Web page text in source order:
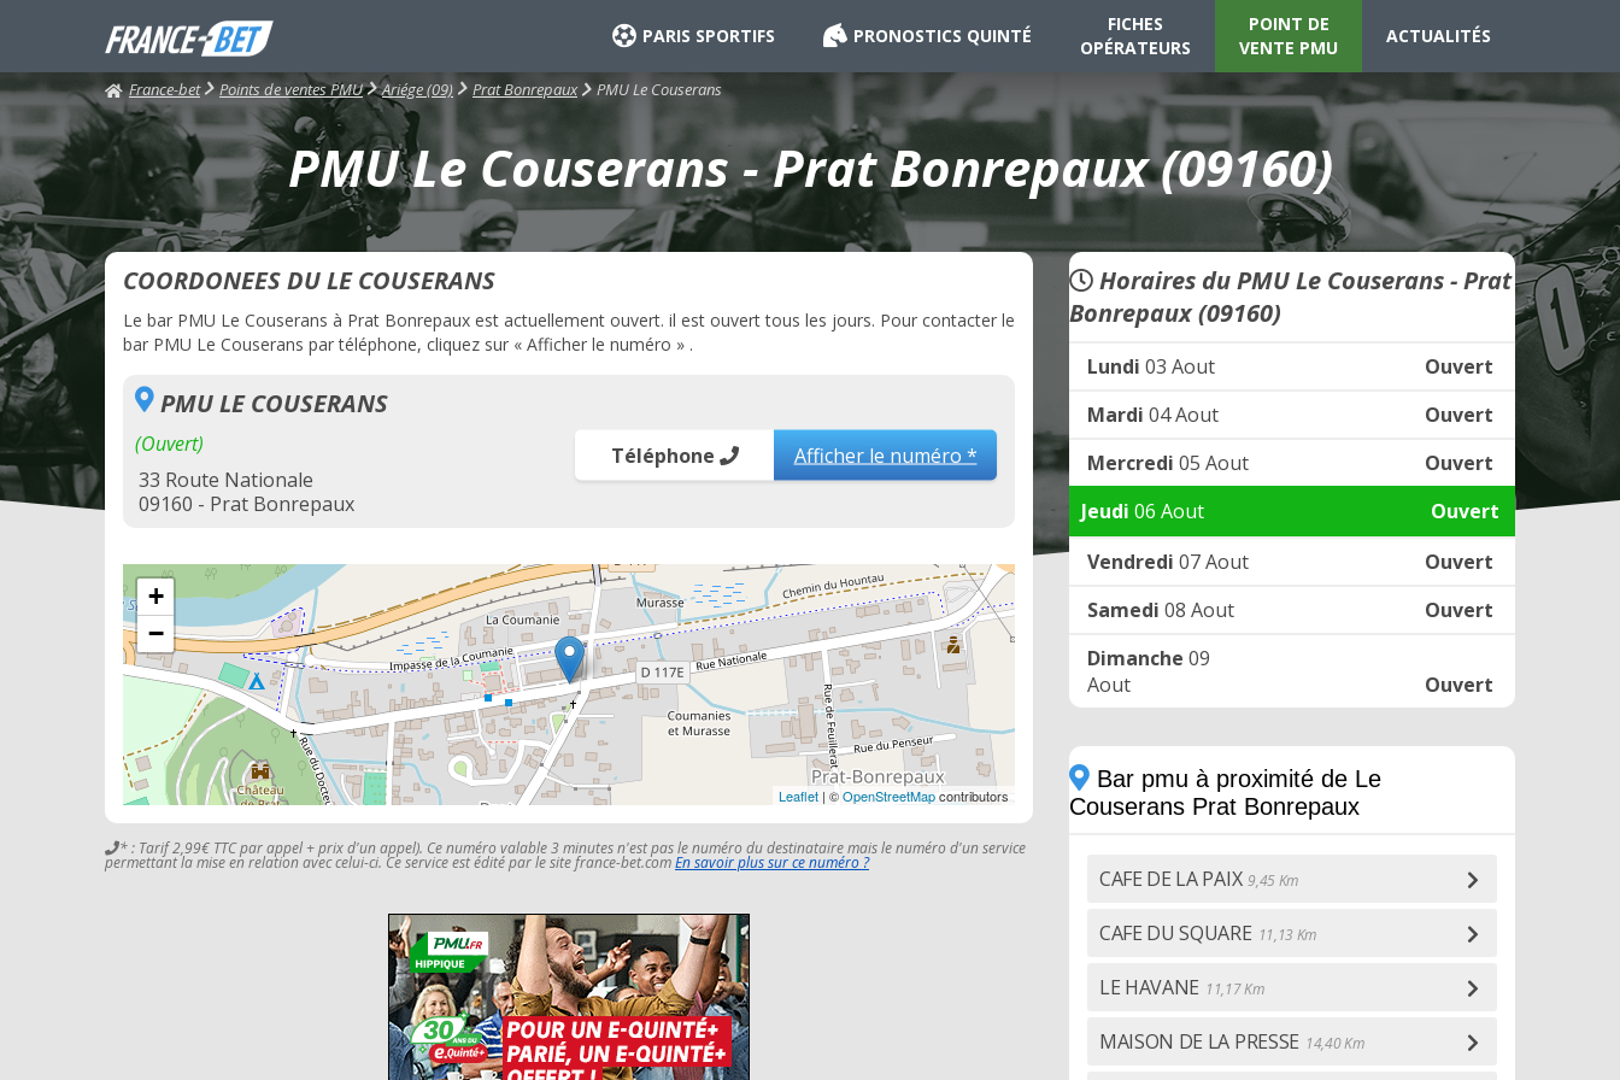
PARIS SPORTIFS PRONOSTICS QUINTÉ
FICHES
OPÉRATEURS
POINT DE
VENTE PMU
ACTUALITÉS
France-bet Points de ventes PMU Ariége (09) Prat Bonrepaux PMU Le Couserans
PMU Le Couserans - Prat Bonrepaux (09160)
COORDONEES DU LE COUSERANS
Le bar PMU Le Couserans à Prat Bonrepaux est actuellement ouvert. il est ouvert tous les jours. Pour contacter le
bar PMU Le Couserans par téléphone, cliquez sur « Afficher le numéro » .
PMU LE COUSERANS
(Ouvert)
33 Route Nationale
09160 - Prat Bonrepaux
Téléphone Afficher le numéro *
+
−
Leaflet | ©OpenStreetMapcontributors
* : Tarif 2,99€ TTC par appel + prix d'un appel). Ce numéro valable 3 minutes n'est pas le numéro du destinataire mais le numéro d'un service
permettant la mise en relation avec celui-ci. Ce service est édité par le site france-bet.comEn savoir plus sur ce numéro ?
Horaires du PMU Le Couserans - Prat
Bonrepaux (09160)
Lundi 03 Aout
Ouvert
Mardi 04 Aout
Ouvert
Mercredi 05 Aout
Ouvert
Jeudi 06 Aout
Ouvert
Vendredi 07 Aout
Ouvert
Samedi 08 Aout
Ouvert
Dimanche 09
Aout
Ouvert
Bar pmu à proximité de Le
Couserans Prat Bonrepaux
CAFE DE LA PAIX 9,45 Km
CAFE DU SQUARE 11,13 Km
LE HAVANE 11,17 Km
MAISON DE LA PRESSE 14,40 Km